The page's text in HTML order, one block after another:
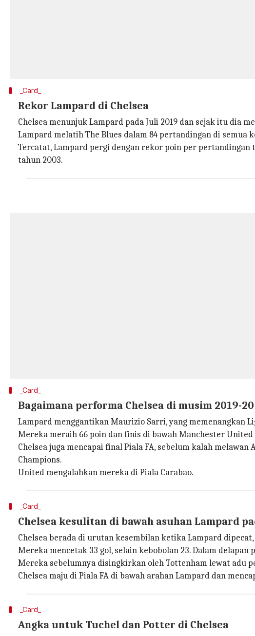
_Card_
Rekor Lampard di Chelsea
Chelsea menunjuk Lampard pada Juli 2019 dan sejak itu dia
Lampard melatih The Blues dalam 84 pertandingan di semua
Tercatat, Lampard pergi dengan rekor poin per
tahun 2003.
_Card_
Bagaimana performa Chelsea di musim 2019-
Lampard menggantikan Maurizio Sarri, yang memenangkan
Mereka meraih 66 poin dan finis di bawah Manchester United
Chelsea juga mencapai final Piala FA, sebelum kalah
Champions.
United mengalahkan mereka di Piala Carabao.
_Card_
Chelsea kesulitan di bawah asuhan Lampard
Chelsea berada di urutan kesembilan ketika Lampard
Mereka mencetak 33 gol, selain kebobolan 23. Dalam
Mereka sebelumnya disingkirkan oleh Tottenham lewat adu
Chelsea maju di Piala FA di bawah arahan Lampard dan
_Card_
Angka untuk Tuchel dan Potter di Chelsea